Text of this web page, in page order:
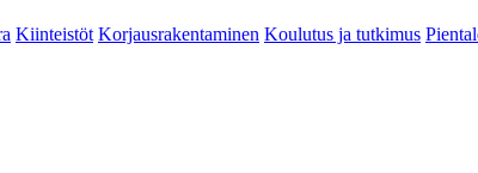
Kiinteistöt Korjausrakentaminen Koulutus ja tutkimus